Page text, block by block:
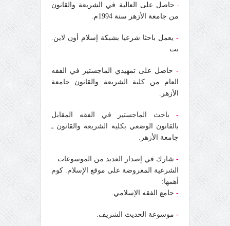
- حاصل على العالية في الشريعة والقانون
من جامعة الأزهر سنة 1994م.
- يعمل باحثا شرعيا بشبكة إسلام أون لاين.
نت
- حاصل على تمهيدي الماجستير في الفقه
العام من كلية الشريعة والقانون جامعة
الأزهر.
-
باحث الماجستير في الفقه المقابل
بالقانون الوضعي بكلية الشريعة والقانون ـ
جامعة الأزهر.
- شارك في إصدار العديد من الموسوعات
الشرعية المعروضة على موقع الإسلام. كوم
أهمها:
- جامع الفقه الإسلامي.
- موسوعة الحديث الشريف.